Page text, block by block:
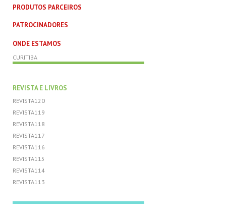
PRODUTOS PARCEIROS
PATROCINADORES
ONDE ESTAMOS
CURITIBA
REVISTA E LIVROS
REVISTA120
REVISTA119
REVISTA118
REVISTA117
REVISTA116
REVISTA115
REVISTA114
REVISTA113